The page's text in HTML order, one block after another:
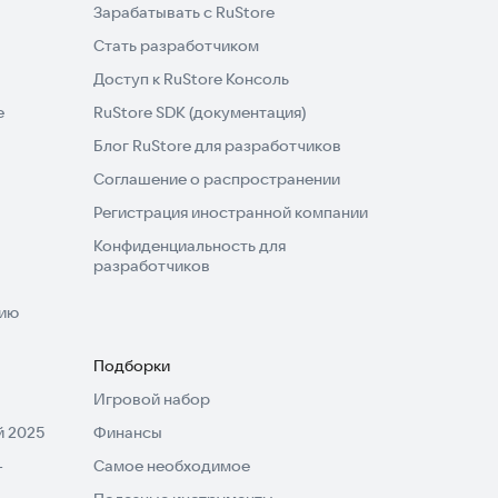
Зарабатывать с RuStore
Стать разработчиком
Доступ к RuStore Консоль
RuStore SDK (документация)
Блог RuStore для разработчиков
Соглашение о распространении
Регистрация иностранной компании
Конфиденциальность для
разработчиков
2025
Подборки
Игровой набор
Финансы
Самое необходимое